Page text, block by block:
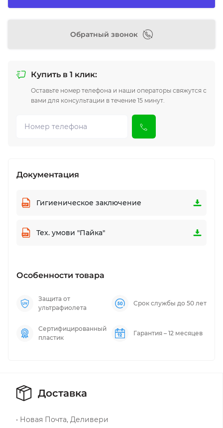
Обратный звонок
Купить в 1 клик:
Оставьте номер телефона и наши операторы свяжутся с
вами для консультации в течение 15 минут.
Документация
Гигиеническое заключение
Тех. умови "Пайка"
Особенности товара
Защита от
ультрафиолета
Срок службы до 50 лет
Сертифицированный
пластик
Гарантия – 12 месяцев
Доставка
• Новая Почта, Деливери